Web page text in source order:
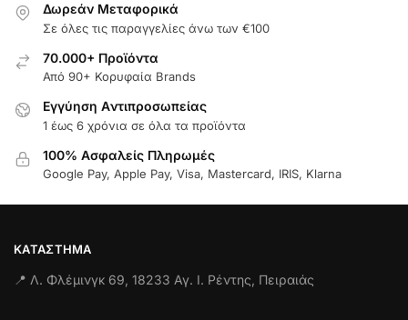
Δωρεάν Μεταφορικά
Σε όλες τις παραγγελίες άνω των €100
70.000+ Προϊόντα
Από 90+ Κορυφαία Brands
Εγγύηση Aντιπροσωπείας
1 έως 6 χρόνια σε όλα τα προϊόντα
100% Ασφαλείς Πληρωμές
Google Pay, Apple Pay, Visa, Mastercard, IRIS, Klarna
ΚΑΤΆΣΤΗΜΑ
📍 Λ. Φλέμινγκ 69, 18233 Αγ. Ι. Ρέντης, Πειραιάς